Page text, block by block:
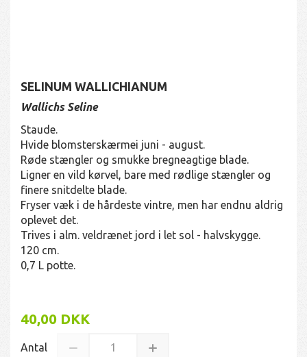
SELINUM WALLICHIANUM
Wallichs Seline
Staude.
Hvide blomsterskærmei juni - august.
Røde stængler og smukke bregneagtige blade.
Ligner en vild kørvel, bare med rødlige stængler og
finere snitdelte blade.
Fryser væk i de hårdeste vintre, men har endnu aldrig
oplevet det.
Trives i alm. veldrænet jord i let sol - halvskygge.
120 cm.
0,7 L potte.
40,00 DKK
Antal